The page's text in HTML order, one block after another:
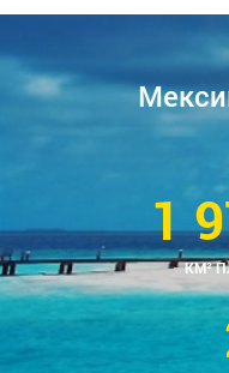
1
КМ²